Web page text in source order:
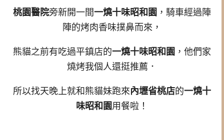
桃園醫院旁新開一間一燒十味昭和園 ，騎車經過陣
陣的烤肉香味撲鼻而來，
熊貓之前有吃過平鎮店的一燒十味昭和園 ，他們家
燒烤我個人還挺推薦．
所以找天晚上就和熊貓妹跑來內壢省桃店的一燒十
味昭和園 用餐啦！